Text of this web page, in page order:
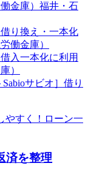
金庫）福井・石
り換え・一本化
働金庫）
入一本化に利用
）
サビオ］借り
やすく！ローン一
済を整理